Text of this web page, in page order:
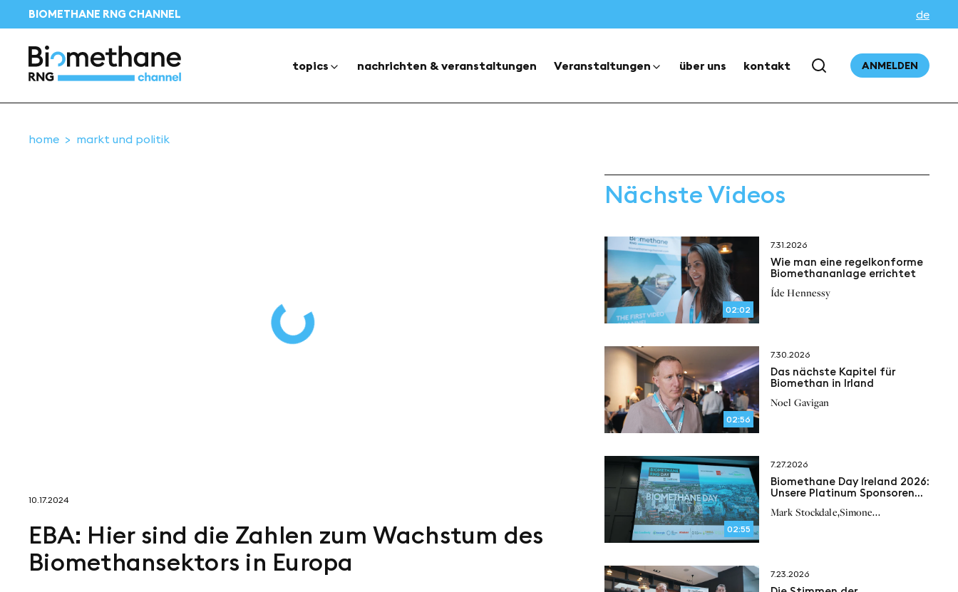
BIOMETHANE RNG CHANNEL de
topics nachrichten & veranstaltungen Veranstaltungen über uns kontakt ANMELDEN
home markt und politik
10.17.2024
EBA: Hier sind die Zahlen zum Wachstum des
Biomethansektors in Europa
Nächste Videos
02:02
7.31.2026
Wie man eine regelkonforme
Biomethananlage errichtet
Íde Hennessy
02:56
7.30.2026
Das nächste Kapitel für
Biomethan in Irland
Noel Gavigan
02:55
7.27.2026
Biomethane Day Ireland 2026:
Unsere Platinum Sponsoren
Biomethans in Irland
Mark Stockdale,Simone
7.23.2026